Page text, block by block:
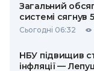
Загальний
системі сягнув
Сьогодні 06:32
НБУ підвищив
інфляції —